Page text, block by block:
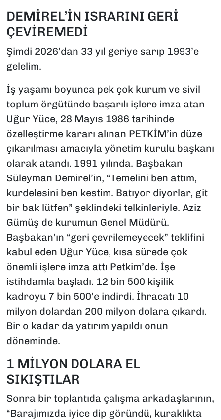
DEMİREL’İN ISRARINI GERİ
ÇEVİREMEDİ
Şimdi 2026’dan 33 yıl geriye sarıp 1993’e
gelelim.
İş yaşamı boyunca pek çok kurum ve sivil
toplum örgütünde başarılı işlere imza atan
Uğur Yüce, 28 Mayıs 1986 tarihinde
özelleştirme kararı alınan PETKİM’in düze
çıkarılması amacıyla yönetim kurulu başkanı
olarak atandı. 1991 yılında. Başbakan
Süleyman Demirel’in, “Temelini ben attım,
kurdelesini ben kestim. Batıyor diyorlar, git
bir bak lütfen” şeklindeki telkinleriyle. Aziz
Gümüş de kurumun Genel Müdürü.
Başbakan’ın “geri çevrilemeyecek” teklifini
kabul eden Uğur Yüce, kısa sürede çok
önemli işlere imza attı Petkim’de. İşe
istihdamla başladı. 12 bin 500 kişilik
kadroyu 7 bin 500’e indirdi. İhracatı 10
milyon dolardan 200 milyon dolara çıkardı.
Bir o kadar da yatırım yapıldı onun
döneminde.
1 MİLYON DOLARA EL
SIKIŞTILAR
Sonra bir toplantıda çalışma arkadaşlarının,
“Barajımızda iyice dip göründü, kuraklıkta